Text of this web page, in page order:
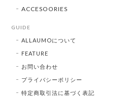
ACCESOORIES
GUIDE
ALLAUMOについて
FEATURE
お問い合わせ
プライバシーポリシー
特定商取引法に基づく表記